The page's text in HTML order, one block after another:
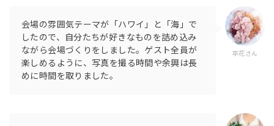
卒花さん
会場の雰囲気テーマが「ハワイ」と「海」で
したので、自分たちが好きなものを詰め込み
ながら会場づくりをしました。ゲスト全員が
楽しめるように、写真を撮る時間や余興は長
めに時間を取りました。